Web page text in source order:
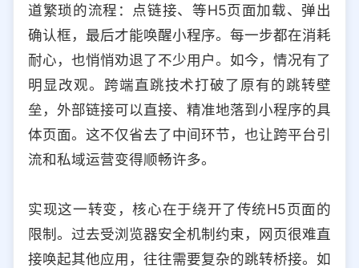
选择允许访问的平台类型
道繁琐的流程：点链接、等H5页面加载、弹出
确认框，最后才能唤醒小程序。每一步都在消耗
耐心，也悄悄劝退了不少用户。如今，情况有了
明显改观。跨端直跳技术打破了原有的跳转壁
垒，外部链接可以直接、精准地落到小程序的具
体页面。这不仅省去了中间环节，也让跨平台引
流和私域运营变得顺畅许多。
实现这一转变，核心在于绕开了传统H5页面的
限制。过去受浏览器安全机制约束，网页很难直
接唤起其他应用，往往需要复杂的跳转桥接。如